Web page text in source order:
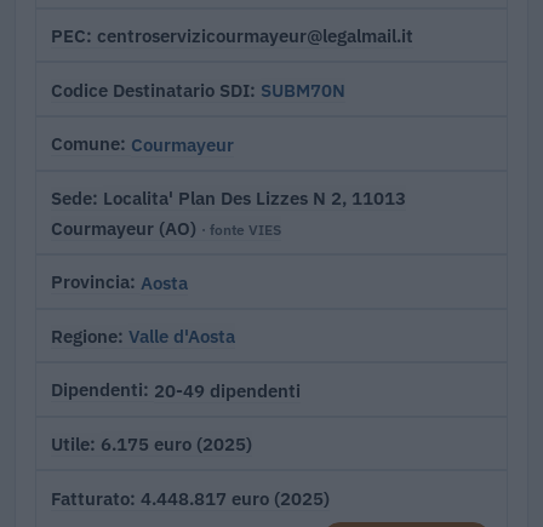
PEC centroservizicourmayeur@legalmail.it
Codice Destinatario SDI SUBM70N
Comune Courmayeur
Sede Localita' Plan Des Lizzes N 2, 11013
Courmayeur (AO) · fonte VIES
Provincia Aosta
Regione Valle d'Aosta
Dipendenti 20-49 dipendenti
Utile 6.175 euro (2025)
Fatturato 4.448.817 euro (2025)